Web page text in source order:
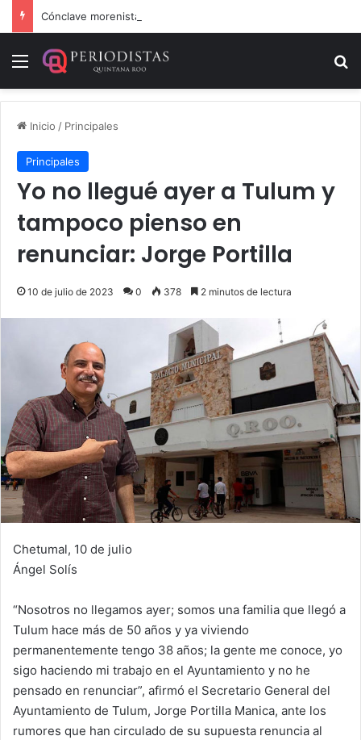
Cónclave morenista en el WTC de la CDMX
Menú
Inicio / Principales
Principales
Yo no llegué ayer a Tulum y
tampoco pienso en
renunciar: Jorge Portilla
10 de julio de 2023 0 378 2 minutos de lectura
Chetumal, 10 de julio
Ángel Solís
“Nosotros no llegamos ayer; somos una familia que llegó a
Tulum hace más de 50 años y ya viviendo
permanentemente tengo 38 años; la gente me conoce, yo
sigo haciendo mi trabajo en el Ayuntamiento y no he
pensado en renunciar”, afirmó el Secretario General del
Ayuntamiento de Tulum, Jorge Portilla Manica, ante los
rumores que han circulado de su supuesta renuncia al